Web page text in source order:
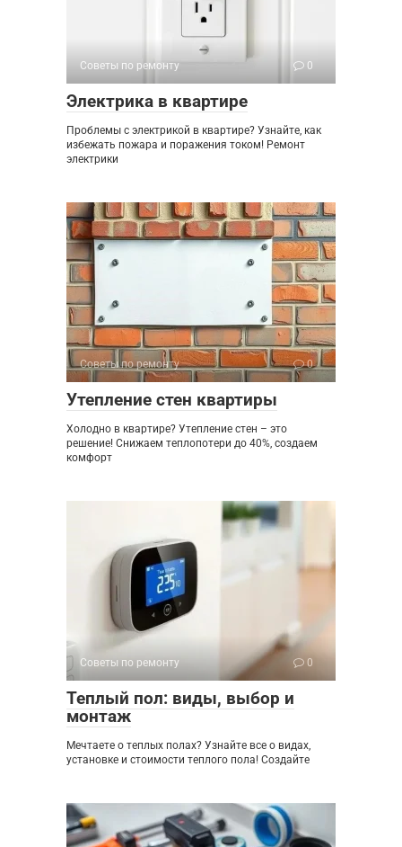
Советы по ремонту 0
Электрика в квартире
Проблемы с электрикой в квартире? Узнайте, как
избежать пожара и поражения током! Ремонт
электрики
Советы по ремонту 0
Утепление стен квартиры
Холодно в квартире? Утепление стен – это
решение! Снижаем теплопотери до 40%, создаем
комфорт
Советы по ремонту 0
Теплый пол: виды, выбор и
монтаж
Мечтаете о теплых полах? Узнайте все о видах,
установке и стоимости теплого пола! Создайте